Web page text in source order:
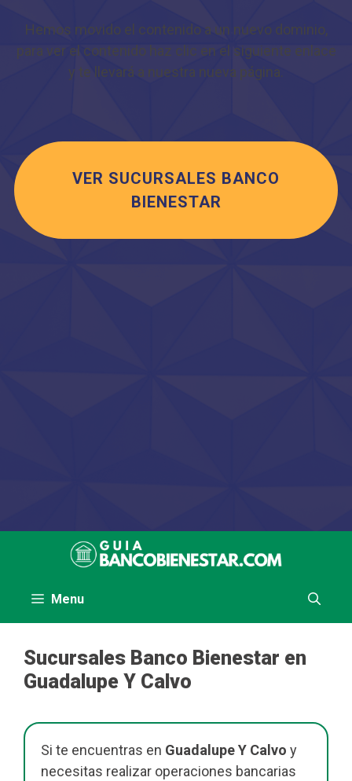
Hemos movido el contenido a un nuevo dominio,
para ver el contenido haz clic en el siguiente enlace
y te llevará a nuestra nueva página.
VER SUCURSALES BANCO
BIENESTAR
Menu
Sucursales Banco Bienestar en
Guadalupe Y Calvo
Si te encuentras en Guadalupe Y Calvo y
necesitas realizar operaciones bancarias